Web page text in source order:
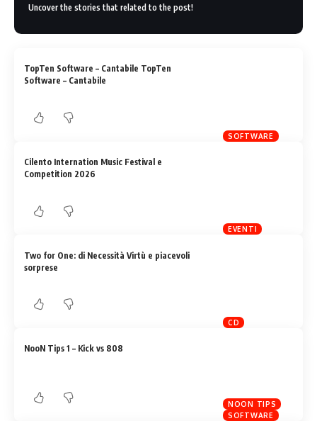
Uncover the stories that related to the post!
SOFTWARE
TopTen Software – Cantabile TopTen
Software – Cantabile
EVENTI
Cilento Internation Music Festival e
Competition 2026
CD
Two for One: di Necessità Virtù e piacevoli
sorprese
NOON TIPS
SOFTWARE
NooN Tips 1 – Kick vs 808